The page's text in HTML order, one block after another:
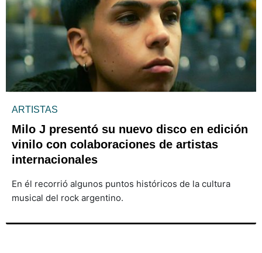
ARTISTAS
Milo J presentó su nuevo disco en edición
vinilo con colaboraciones de artistas
internacionales
En él recorrió algunos puntos históricos de la cultura
musical del rock argentino.